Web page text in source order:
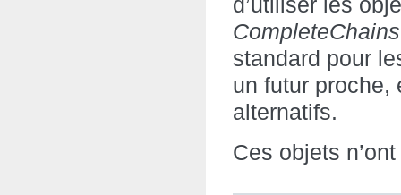
d’utiliser les
CompleteChains
standard pour
un futur proche,
alternatifs.
Ces objets